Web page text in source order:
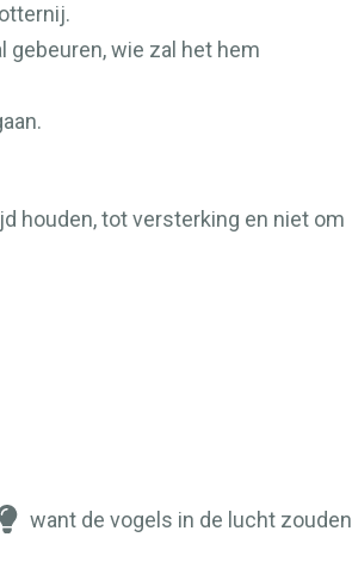
gebeuren, wie zal het hem
houden, tot versterking en niet om
want de vogels in de lucht zouden